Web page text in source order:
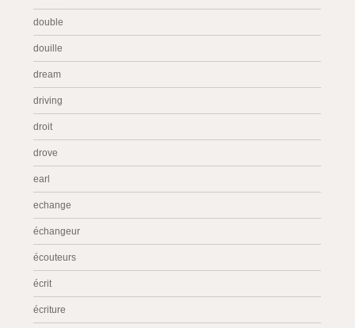
double
douille
dream
driving
droit
drove
earl
echange
échangeur
écouteurs
écrit
écriture